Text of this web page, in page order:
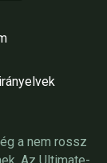
a nem rossz